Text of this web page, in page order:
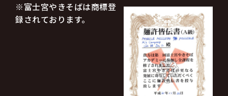
※富士宮やきそばは商標登
録されております。